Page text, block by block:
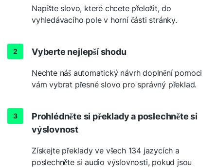
Napište slovo, které chcete přeložit, do
vyhledávacího pole v horní části stránky.
Vyberte nejlepší shodu
Nechte náš automatický návrh doplnění pomoci
vám vybrat přesné slovo pro správný překlad.
Prohlédněte si překlady a poslechněte si
výslovnost
Získejte překlady ve všech 134 jazycích a
poslechněte si audio výslovnosti, pokud jsou